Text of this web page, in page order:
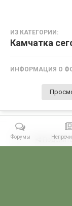
ИЗ КАТЕГОРИИ:
Камчатка
ИНФОРМАЦИЯ О
Форумы